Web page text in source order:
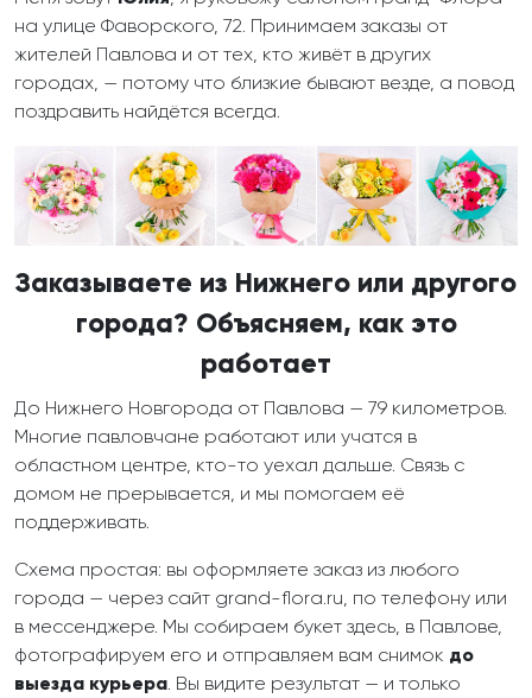
на улице Фаворского, 72. Принимаем заказы от
жителей Павлова и от тех, кто живёт в других
городах, — потому что близкие бывают везде, а повод
поздравить найдётся всегда.
Заказываете из Нижнего или другого
города? Объясняем, как это
работает
До Нижнего Новгорода от Павлова — 79 километров.
Многие павловчане работают или учатся в
областном центре, кто-то уехал дальше. Связь с
домом не прерывается, и мы помогаем её
поддерживать.
Схема простая: вы оформляете заказ из любого
города — через сайт grand-flora.ru, по телефону или
в мессенджере. Мы собираем букет здесь, в Павлове,
фотографируем его и отправляем вам снимок до
выезда курьера. Вы видите результат — и только